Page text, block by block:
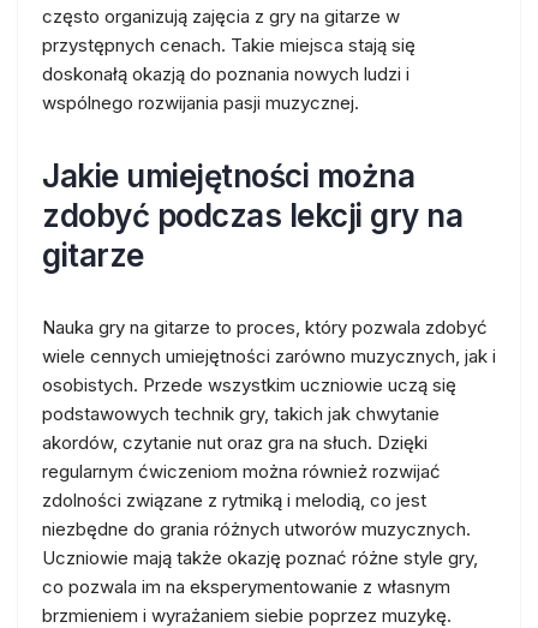
często organizują zajęcia z gry na gitarze w
przystępnych cenach. Takie miejsca stają się
doskonałą okazją do poznania nowych ludzi i
wspólnego rozwijania pasji muzycznej.
Jakie umiejętności można
zdobyć podczas lekcji gry na
gitarze
Nauka gry na gitarze to proces, który pozwala zdobyć
wiele cennych umiejętności zarówno muzycznych, jak i
osobistych. Przede wszystkim uczniowie uczą się
podstawowych technik gry, takich jak chwytanie
akordów, czytanie nut oraz gra na słuch. Dzięki
regularnym ćwiczeniom można również rozwijać
zdolności związane z rytmiką i melodią, co jest
niezbędne do grania różnych utworów muzycznych.
Uczniowie mają także okazję poznać różne style gry,
co pozwala im na eksperymentowanie z własnym
brzmieniem i wyrażaniem siebie poprzez muzykę.